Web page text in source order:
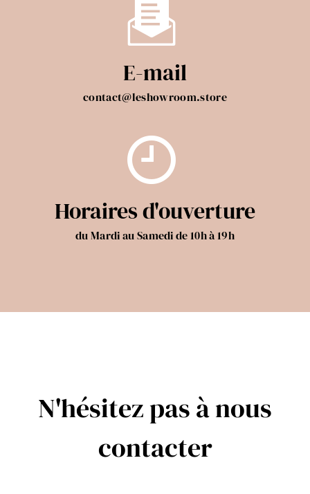
E-mail
contact@leshowroom.store
Horaires d'ouverture
du Mardi au Samedi de 10h à 19h
N'hésitez pas à nous
contacter